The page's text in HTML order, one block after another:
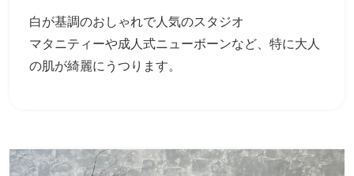
白が基調のおしゃれで人気のスタジオ
マタニティーや成人式ニューボーンなど、 特に大人
の肌が綺麗にうつります。